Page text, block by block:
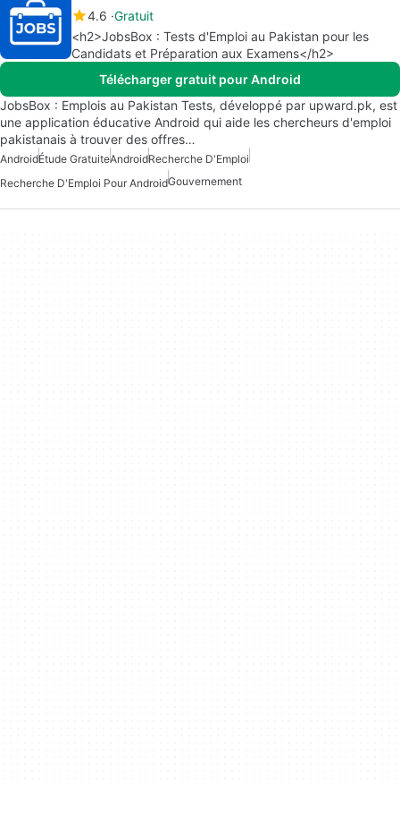
4.6 Gratuit
<h2>JobsBox : Tests d'Emploi au Pakistan pour les
Candidats et Préparation aux Examens</h2>
Télécharger gratuit pour Android
JobsBox : Emplois au Pakistan Tests, développé par upward.pk, est
une application éducative Android qui aide les chercheurs d'emploi
pakistanais à trouver des offres…
AndroidÉtude GratuiteAndroidRecherche D'Emploi
Recherche D'Emploi Pour AndroidGouvernement